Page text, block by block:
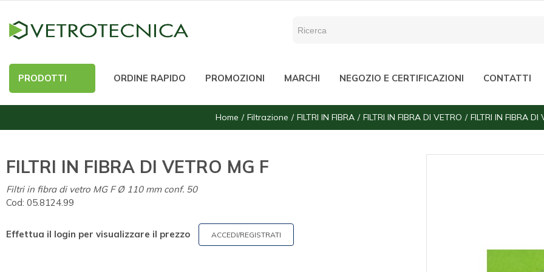
PRODOTTI ORDINE RAPIDO PROMOZIONI MARCHI NEGOZIO E CERTIFICAZIONI CONTATTI
Home Filtrazione FILTRI IN FIBRA FILTRI IN FIBRA DI VETRO FILTRI IN FIBRA DI
FILTRI IN FIBRA DI VETRO MG F
Filtri in fibra di vetro MG F Ø 110 mm conf. 50
Cod: 05.8124.99
Effettua il login per visualizzare il prezzo ACCEDI/REGISTRATI